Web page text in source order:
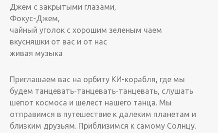
Джем с закрытыми глазами,
Фокус-Джем,
чайный уголок с хорошим зеленым чаем
вкусняшки от вас и от нас
живая музыка
Приглашаем вас на орбиту КИ-корабля, где мы
будем танцевать-танцевать-танцевать, слушать
шепот космоса и шелест нашего танца. Мы
отправимся в путешествие к далеким планетам и
близким друзьям. Приблизимся к самому Солнцу.